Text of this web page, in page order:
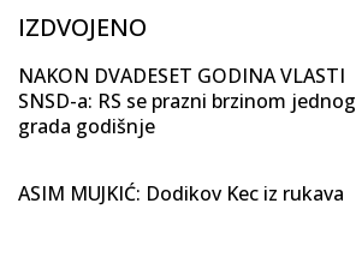
IZDVOJENO
NAKON DVADESET GODINA VLASTI
SNSD-a: RS se prazni brzinom jednog
grada godišnje
ASIM MUJKIĆ: Dodikov Kec iz rukava